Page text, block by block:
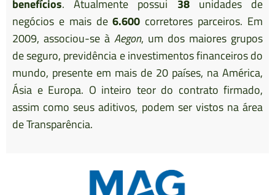
benefícios. Atualmente possui 38unidades de
negócios e mais de6.600 corretores parceiros. Em
2009, associou-se à Aegon, um dos maiores grupos
de seguro, previdência e investimentos financeiros do
mundo, presente em mais de 20 países, na América,
Ásia e Europa. O inteiro teor do contrato firmado,
assim como seus aditivos, podem ser vistos na área
de Transparência.